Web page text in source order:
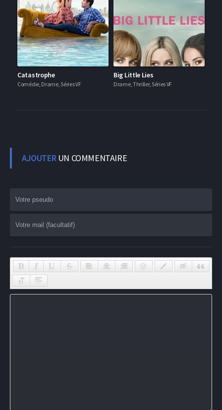
Catastrophe
Comédie, Drame, Séries VF
Big Little Lies
Drame, Thriller, Séries VF
AJOUTERUN COMMENTAIRE